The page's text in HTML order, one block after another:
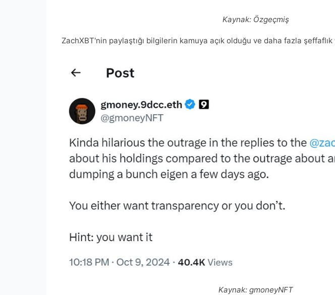
Kaynak: Özgeçmiş
ZachXBT'nin paylaştığı bilgilerin kamuya açık olduğu ve daha fazla
Kaynak: gmoneyNFT